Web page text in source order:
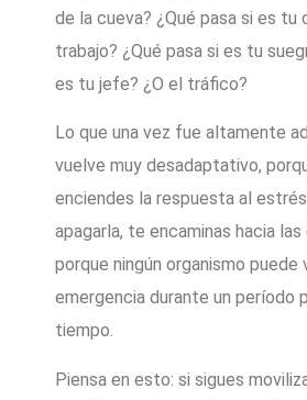
de la cueva? ¿Qué pasa si es tu
trabajo? ¿Qué pasa si es tu
es tu jefe? ¿O el tráfico?
Lo que una vez fue altamente
vuelve muy desadaptativo,
enciendes la respuesta al
apagarla, te encaminas hacia
porque ningún organismo puede
emergencia durante un período
tiempo.
Piensa en esto: si sigues